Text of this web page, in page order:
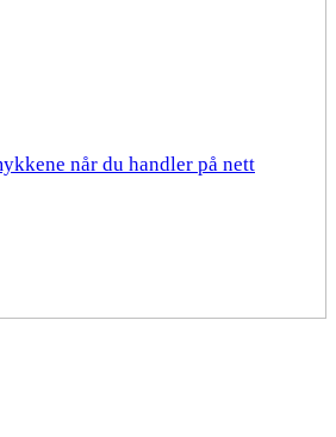
når du handler på nett